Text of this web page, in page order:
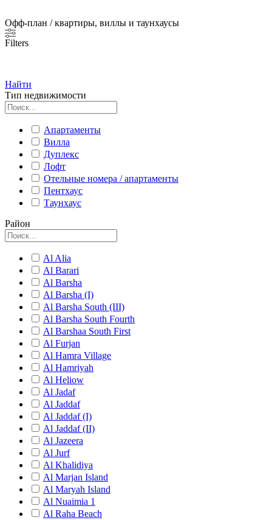
Офф-план / квартиры, виллы и таунхаусы
Filters
Найти
Тип недвижимости
Апартаменты
Вилла
Дуплекс
Лофт
Отельные номера / апартаменты
Пентхаус
Таунхаус
Район
Al Alia
Al Barari
Al Barsha
Al Barsha (I)
Al Barsha South (III)
Al Barsha South Fourth
Al Barshaa South First
Al Furjan
Al Hamra Village
Al Hamriyah
Al Heliow
Al Jadaf
Al Jaddaf
Al Jaddaf (I)
Al Jaddaf (II)
Al Jazeera
Al Jurf
Al Khalidiya
Al Marjan Island
Al Maryah Island
Al Nuaimia 1
Al Raha Beach